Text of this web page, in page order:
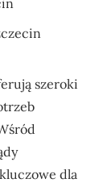
szeroki
dla